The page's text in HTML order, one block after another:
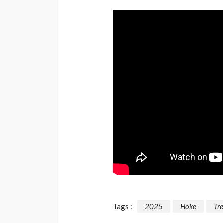
Tags : 2025 Hoke